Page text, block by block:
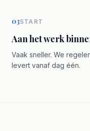
03START
Aan het werk
Vaak sneller. We
levert vanaf dag één.